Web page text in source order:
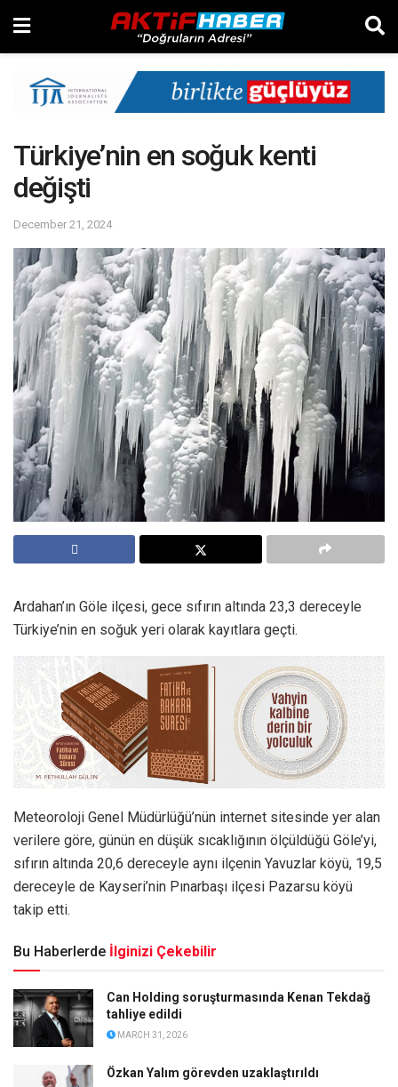
Türkiye’nin en soğuk kenti
değişti
December 21, 2024
Ardahan’ın Göle ilçesi, gece sıfırın altında 23,3 dereceyle
Türkiye’nin en soğuk yeri olarak kayıtlara geçti.
Meteoroloji Genel Müdürlüğü’nün internet sitesinde yer alan
verilere göre, günün en düşük sıcaklığının ölçüldüğü Göle’yi,
sıfırın altında 20,6 dereceyle aynı ilçenin Yavuzlar köyü, 19,5
dereceyle de Kayseri’nin Pınarbaşı ilçesi Pazarsu köyü
takip etti.
Bu Haberlerde İlginizi Çekebilir
Can Holding soruşturmasında Kenan Tekdağ
tahliye edildi
MARCH 31, 2026
Özkan Yalım görevden uzaklaştırıldı